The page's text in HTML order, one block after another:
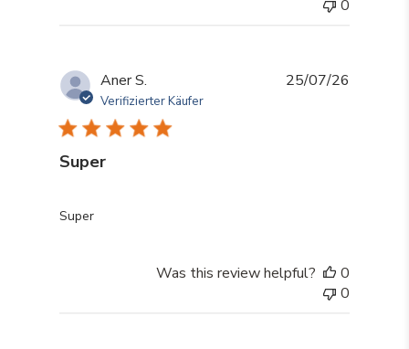
0
Aner S.
Verifizierter Käufer
Super
Super
read more about review content
25/07/26
Was this review helpful?
0
0